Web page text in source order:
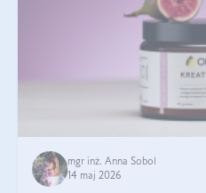
mgr inż. Anna Sobol
14 maj 2026